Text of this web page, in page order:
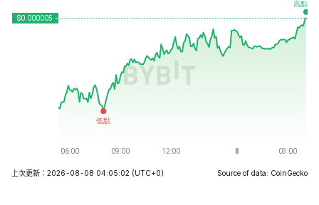
上次更新：2026-08-08 04:05:02 (UTC+0) Source of data: CoinGecko